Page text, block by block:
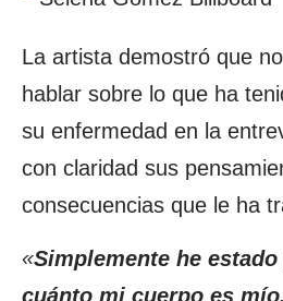
La artista demostró que
hablar sobre lo que ha
su enfermedad en la
con claridad sus
consecuencias que le ha
«Simplemente he
cuánto mi cuerpo es mío.